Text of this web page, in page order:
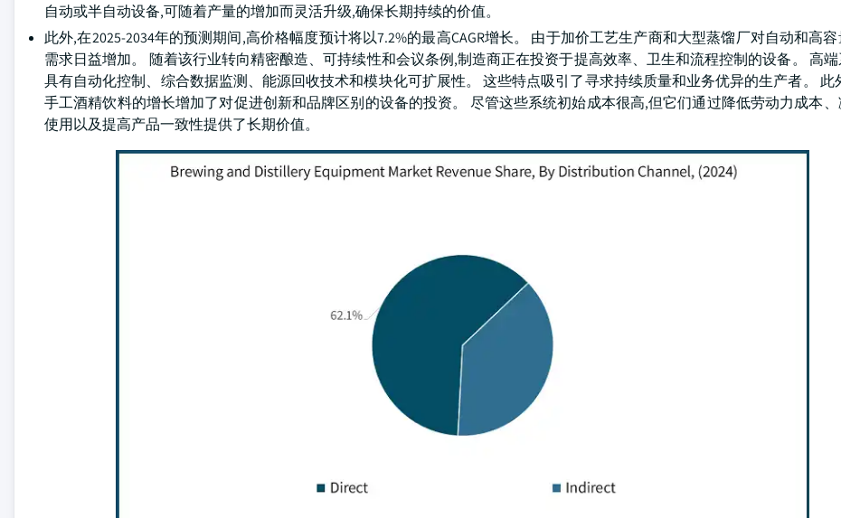
自动或半自动设备,可随着产量的增加而灵活升级,确保长期持续的价值。
此外,在2025-2034年的预测期间,高价格幅度预计将以7.2%的最高CAGR增长。 由于加价工艺生产商和大型蒸馏厂对自动和高
需求日益增加。 随着该行业转向精密酿造、可持续性和会议条例,制造商正在投资于提高效率、卫生和流程控制的设备。 高端
具有自动化控制、综合数据监测、能源回收技术和模块化可扩展性。 这些特点吸引了寻求持续质量和业务优异的生产者。 此
手工酒精饮料的增长增加了对促进创新和品牌区别的设备的投资。 尽管这些系统初始成本很高,但它们通过降低劳动力成本
使用以及提高产品一致性提供了长期价值。